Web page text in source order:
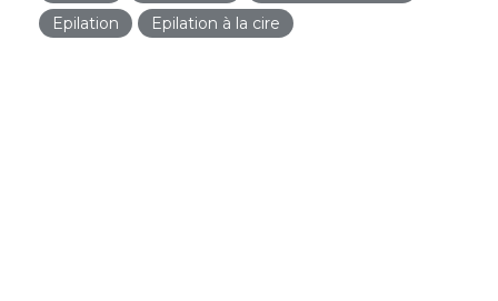
Epilation
Epilation à la cire